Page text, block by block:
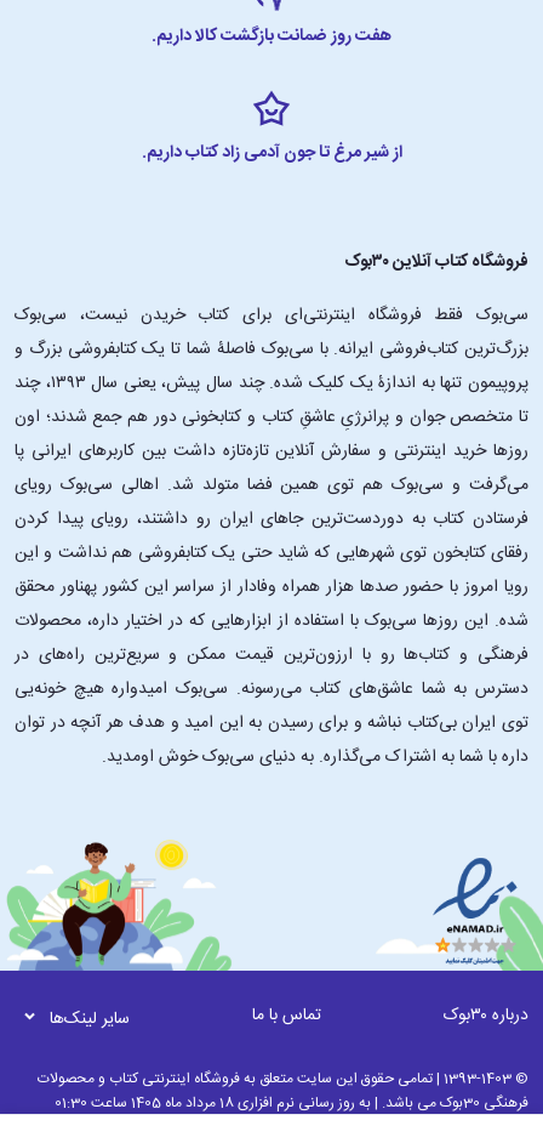
هفت روز ضمانت بازگشت کالا داریم.
از شیر مرغ تا جون آدمی زاد کتاب داریم.
فروشگاه کتاب آنلاین ۳۰بوک
سی‌بوک فقط فروشگاه اینترنتی‌ای برای کتاب خریدن نیست، سی‌بوک
بزرگ‌ترین کتاب‌فروشی ایرانه. با سی‌بوک فاصلۀ شما تا یک کتابفروشی بزرگ و
پروپیمون تنها به اندازۀ یک کلیک شده. چند سال پیش، یعنی سال ۱۳۹۳، چند
تا متخصص جوان و پرانرژیِ عاشقِ کتاب و کتابخونی دور هم جمع شدند؛ اون‌
روزها خرید اینترنتی و سفارش آنلاین تازه‌تازه داشت بین کاربرهای ایرانی پا
می‌گرفت و سی‌بوک هم توی همین فضا متولد شد. اهالی سی‌بوک رویای
فرستادن کتاب به دوردست‌ترین جاهای ایران رو داشتند، رویای پیدا کردن
رفقای کتابخون توی شهرهایی که شاید حتی یک کتابفروشی هم نداشت و این
رویا امروز با حضور صدها هزار همراه وفادار از سراسر این کشور پهناور محقق
شده. این ‌روزها سی‌بوک با استفاده از ابزارهایی که در اختیار داره، محصولات
فرهنگی و کتاب‌ها رو با ارزون‌ترین قیمت ممکن و سریع‌ترین راه‌های در
دسترس به شما عاشق‌های کتاب می‌رسونه. سی‌بوک امیدواره هیچ خونه‌یی
توی ایران بی‌کتاب نباشه و برای رسیدن به این امید و هدف هر آنچه در توان
داره با شما به اشتراک می‌گذاره. به دنیای سی‌بوک خوش اومدید.
درباره ۳۰بوک تماس با ما سایر لینک‌ها
© 1393-1403 | تمامی حقوق این سایت متعلق به فروشگاه اینترنتی کتاب و محصولات
فرهنگی 30بوک می باشد. | به روز رسانی نرم افزاری 18 مرداد ماه 1405 ساعت 01:30